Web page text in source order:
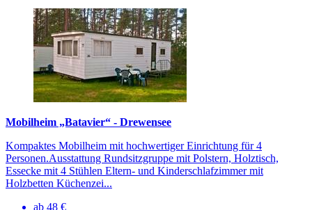
Mobilheim „Batavier“ - Drewensee
Kompaktes Mobilheim mit hochwertiger Einrichtung für 4
Personen.Ausstattung Rundsitzgruppe mit Polstern, Holztisch,
Essecke mit 4 Stühlen Eltern- und Kinderschlafzimmer mit
Holzbetten Küchenzei...
ab 48 €